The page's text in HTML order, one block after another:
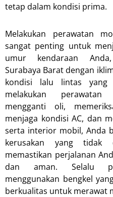
tetap dalam kondisi prima.
Melakukan perawatan
sangat penting untuk
umur kendaraan
Surabaya Barat dengan
kondisi lalu lintas yang
melakukan
mengganti oli,
menjaga kondisi AC, dan
serta interior mobil, Anda
kerusakan yang tidak
memastikan perjalanan
dan aman. Selalu
menggunakan bengkel
berkualitas untuk merawat